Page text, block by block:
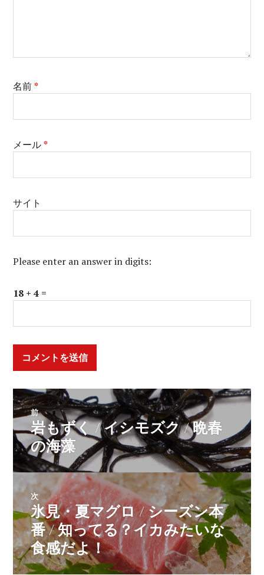
名前*
メール*
サイト
Please enter an answer in digits:
18 + 4 =
投
稿
ナ
ビ
ゲ
前
前
の
投
稿:
岩もずく / イシモズク / 晩春
の海藻
次
次
の
投
稿:
氷見・夏マグロ / シーズン本
番 / 知ってる？イカみたいな
食感だよ！